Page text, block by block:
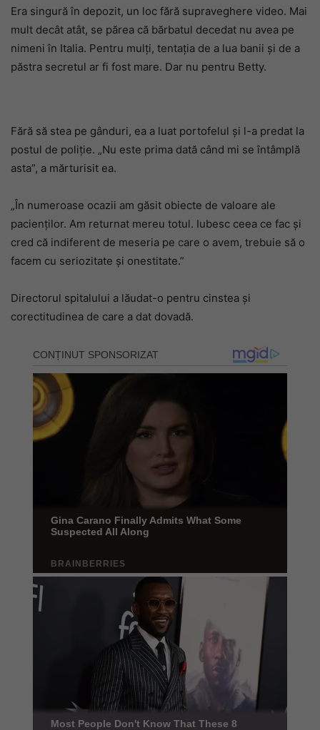
Era singură în depozit, un loc fără supraveghere video. Mai
mult decât atât, se părea că bărbatul decedat nu avea pe
nimeni în Italia. Pentru mulți, tentația de a lua banii și de a
păstra secretul ar fi fost mare. Dar nu pentru Betty.
Fără să stea pe gânduri, ea a luat portofelul și l-a predat la
postul de poliție. „Nu este prima dată când mi se întâmplă
asta”, a mărturisit ea.
„În numeroase ocazii am găsit obiecte de valoare ale
pacienților. Am returnat mereu totul. Iubesc ceea ce fac și
cred că indiferent de meseria pe care o avem, trebuie să o
facem cu seriozitate și onestitate.”
Directorul spitalului a lăudat-o pentru cinstea și
corectitudinea de care a dat dovadă.